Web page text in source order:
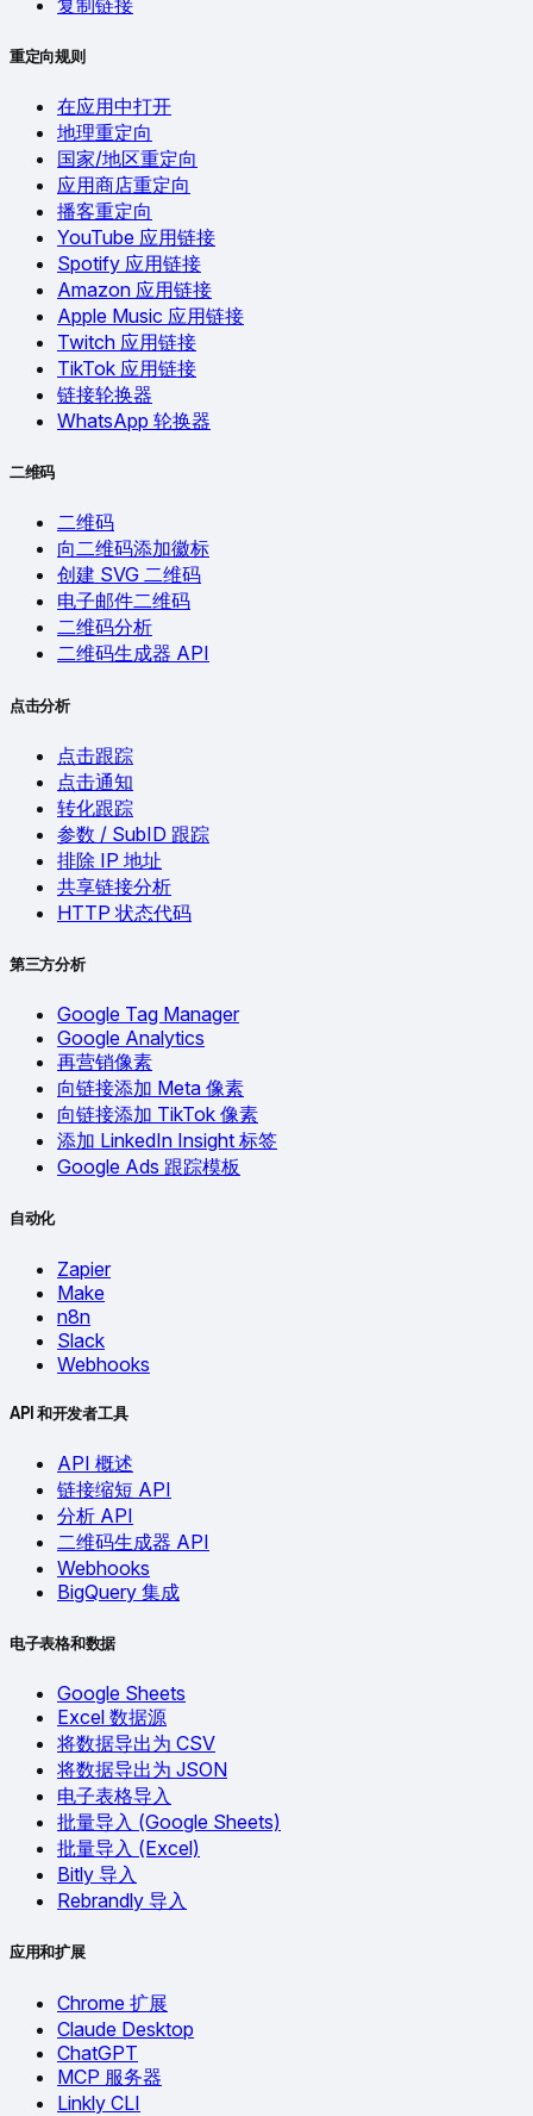
重定向规则
在应用中打开
地理重定向
国家/地区重定向
应用商店重定向
播客重定向
YouTube 应用链接
Spotify 应用链接
Amazon 应用链接
Apple Music 应用链接
Twitch 应用链接
TikTok 应用链接
链接轮换器
WhatsApp 轮换器
二维码
二维码
向二维码添加徽标
创建 SVG 二维码
电子邮件二维码
二维码分析
二维码生成器 API
点击分析
点击跟踪
点击通知
转化跟踪
参数 / SubID 跟踪
排除 IP 地址
共享链接分析
HTTP 状态代码
第三方分析
Google Tag Manager
Google Analytics
再营销像素
向链接添加 Meta 像素
向链接添加 TikTok 像素
添加 LinkedIn Insight 标签
Google Ads 跟踪模板
自动化
Zapier
Make
n8n
Slack
Webhooks
API 和开发者工具
API 概述
链接缩短 API
分析 API
二维码生成器 API
Webhooks
BigQuery 集成
电子表格和数据
Google Sheets
Excel 数据源
将数据导出为 CSV
将数据导出为 JSON
电子表格导入
批量导入 (Google Sheets)
批量导入 (Excel)
Bitly 导入
Rebrandly 导入
应用和扩展
Chrome 扩展
Claude Desktop
ChatGPT
MCP 服务器
Linkly CLI